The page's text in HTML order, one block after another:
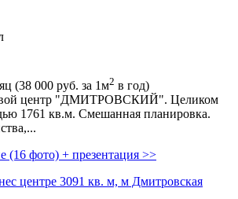
(38 000 руб. за 1м2 в год)
центр "ДМИТРОВСКИЙ". Целиком
1761 кв.м. Смешанная планировка.
(16 фото) + презентация >>
центре 3091 кв. м, м Дмитровская